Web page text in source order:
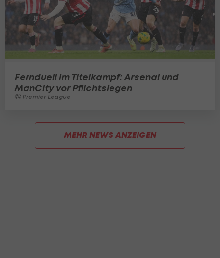
Fernduell im Titelkampf: Arsenal und
ManCity vor Pflichtsiegen
Premier League
MEHR NEWS ANZEIGEN